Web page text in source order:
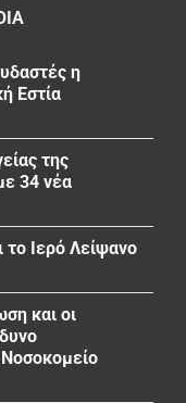
η
Εστία
της
34 νέα
Ιερό Λείψανο
και οι